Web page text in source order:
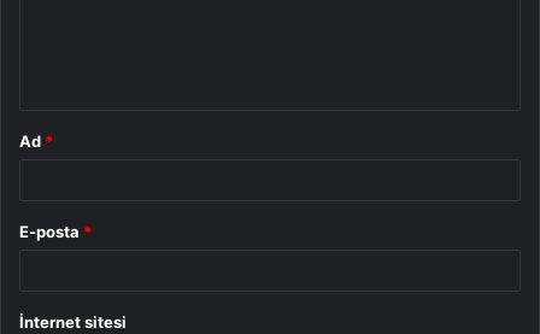
Ad *
E-posta *
İnternet sitesi